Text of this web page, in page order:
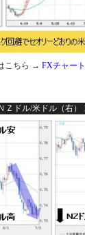
こちら → FXチャー
Ｚドル/米ドル（右）